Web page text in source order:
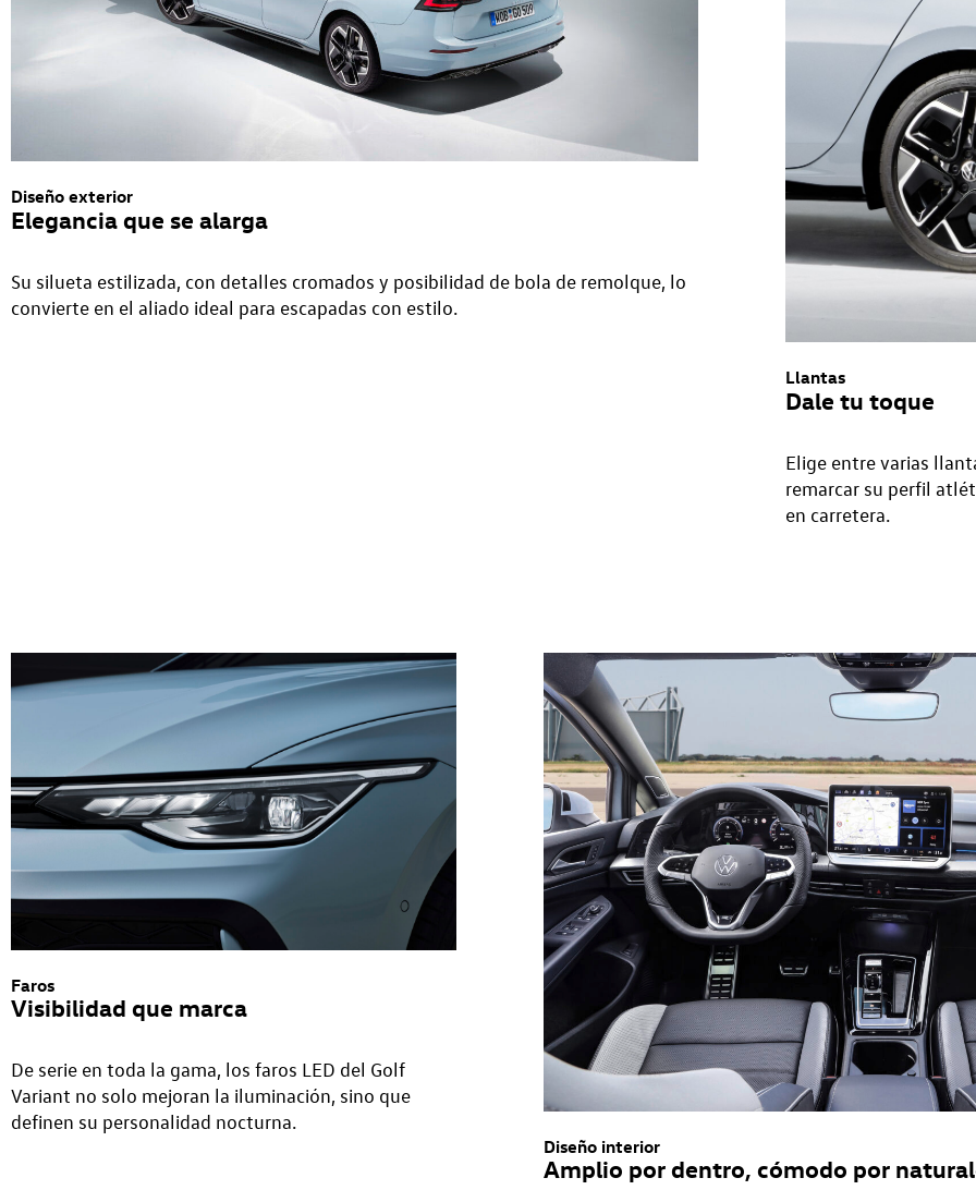
Diseño exterior
Elegancia que se alarga
Su silueta estilizada, con detalles cromados y posibilidad de bola de remolque, lo
convierte en el aliado ideal para escapadas con estilo.
Llantas
Dale tu toque
Elige entre varias
remarcar su perfil
en carretera.
Faros
Visibilidad que marca
De serie en toda la gama, los faros LED del Golf
Variant no solo mejoran la iluminación, sino que
definen su personalidad nocturna.
Diseño interior
Amplio por dentro, cómodo por